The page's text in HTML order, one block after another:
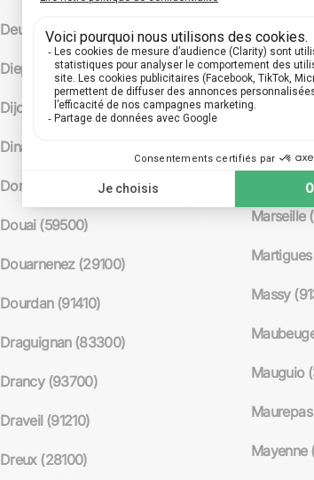
Deuil-la-Barre (95170)
Dieppe (76370)
Dijon (21000)
Dinard (35800)
Domont (95330)
Douai (59500)
Douarnenez (29100)
Dourdan (91410)
Draguignan (83300)
Drancy (93700)
Draveil (91210)
Dreux (28100)
Marcq-
Marseille
Massy
Mauguio
Mayenne